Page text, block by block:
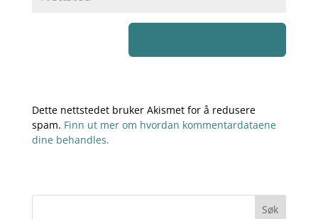
Dette nettstedet bruker Akismet for å redusere
spam. Finn ut mer om hvordan kommentardataene
dine behandles.